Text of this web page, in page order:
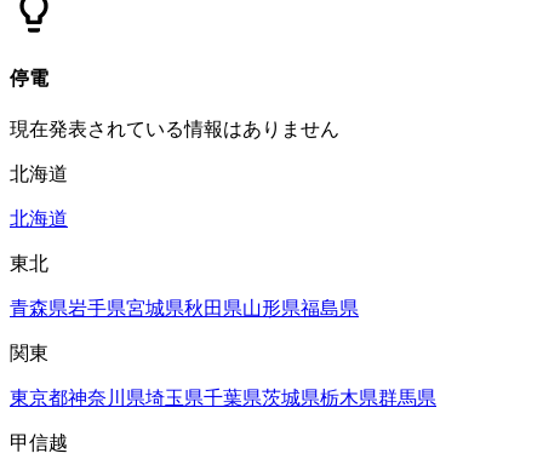
停電
現在発表されている情報はありません
北海道
北海道
東北
青森県岩手県宮城県秋田県山形県福島県
関東
東京都神奈川県埼玉県千葉県茨城県栃木県群馬県
甲信越